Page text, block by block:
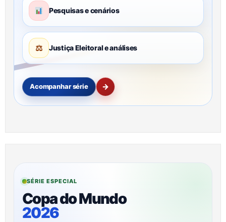
Pesquisas e cenários
⚖ Justiça Eleitoral e análises
Acompanhar série →
SÉRIE ESPECIAL
Copa do Mundo
2026